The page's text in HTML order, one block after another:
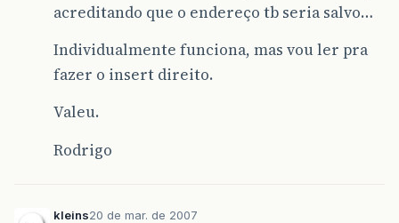
acreditando que o endereço tb seria salvo…
Individualmente funciona, mas vou ler pra
fazer o insert direito.
Valeu.
Rodrigo
kleins20 de mar. de 2007